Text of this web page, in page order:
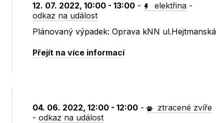
12. 07. 2022, 10:00 - 13:00 - elektřina -
odkaz na událost
Plánovaný výpadek: Oprava kNN ul.Hejtmanská
Přejít na více informací
04. 06. 2022, 12:00 - 12:00 -
ztracené zvíře
-odkaz na událost